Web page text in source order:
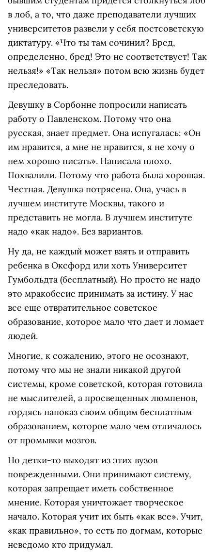
в лоб, а то, что даже преподаватели лучших
университетов развели у себя постсоветскую
диктатуру. «Что ты там сочинил? Бред,
определенно, бред! Это не соответствует! Так
нельзя!» «Так нельзя» потом всю жизнь будет
преследовать.
Девушку в Сорбонне попросили написать
работу о Павленском. Потому что она
русская, знает предмет. Она испугалась: «Он
им нравится, а мне не нравится, я не хочу о
нем хорошо писать». Написала плохо.
Похвалили. Потому что работа была хорошая.
Честная. Девушка потрясена. Она, учась в
лучшем институте Москвы, такого и
представить не могла. В лучшем институте
надо «как надо». Без вариантов.
Ну да, не каждый может взять и отправить
ребенка в Оксфорд или хоть Университет
Гумбольдта (бесплатный). Но просто не надо
это мракобесие принимать за истину. У нас
все еще отвратительное советское
образование, которое мало что дает и ломает
людей.
Многие, к сожалению, этого не осознают,
потому что мы не знали никакой другой
системы, кроме советской, которая готовила
не мыслителей, а просвещенных люмпенов,
гордясь напоказ своим общим бесплатным
образованием, которое мало чем отличалось
от промывки мозгов.
Но детки-то выходят из этих вузов
поврежденными. Они принимают систему,
которая запрещает иметь собственное
мнение. Которая уничтожает творческое
начало. Которая учит их быть «как все». Учит,
«как правильно», то есть по догмам, которые
неведомо кто придумал.